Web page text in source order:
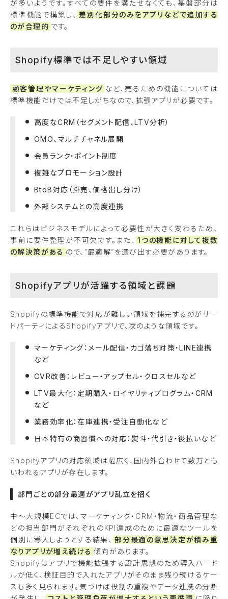
が多いようです。すべての要件を満たせなくても、基盤部分は
標準機能で構築し、 差別化部分のみをアプリなどで追加する
のが合理的 です。
Shopify標準では不足しやすい領域
顧客管理やマーケティング など、売るための機能については
標準機能だけでは不足しがちなので、拡張アプリが必要です。
高度なCRM（セグメント配信、LTV分析）
OMO、マルチチャネル展開
会員ランク・ポイント制度
複雑なプロモーション設計
BtoB対応（掛売、価格出し分け）
外部システムとの高度連携
これらはビジネスモデルによって必要性が大きく変わるため、
事前に要件整理が不可欠です。また、 1つの機能に対して複数
の解決策がある ので、”最適解”を選び出す必要があります。
Shopifyアプリが活躍する領域と課題
Shopifyの標準機能で対応が難しい領域を補完するのがサー
ドパーティによるShopifyアプリで、次のような領域です。
マーケティング：メール配信・カゴ落ち対策・LINE連携
など
CVR改善：レビュー・アップセル・クロスセルなど
LTV最大化：定期購入・ロイヤリティプログラム・CRM
など
業務効率化：在庫連携・受注自動化など
日本特有の商習慣への対応：熨斗・代引き・後払いなど
Shopifyアプリの対応領域は幅広く、国内外合わせて数万とも
いわれるアプリが存在します。
部門ごとの部分最適がアプリ乱立を招く
中〜大規模ECでは、マーケティング・CRM・物流・商品管理な
どの担当部門がそれぞれのKPI達成のために最適なツールを
個別に導入しようとする結果、 部分最適の意思決定が積み重
なりアプリが増え続ける 傾向があります。
Shopifyはアプリで機能拡張する設計思想のため導入ハード
ルが低く、検証目的で入れたアプリがそのまま残り続けるケー
スも多く見られます。気づけば役割の重複やデータ連携の分断